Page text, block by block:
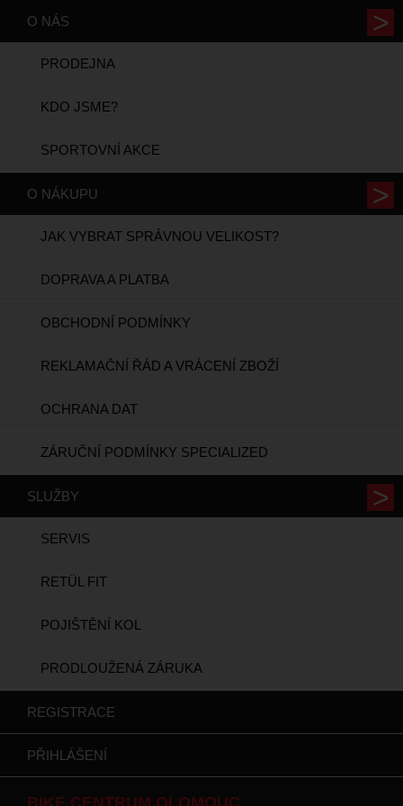
O NÁS
PRODEJNA
KDO JSME?
SPORTOVNÍ AKCE
O NÁKUPU
JAK VYBRAT SPRÁVNOU VELIKOST?
DOPRAVA A PLATBA
OBCHODNÍ PODMÍNKY
REKLAMAČNÍ ŘÁD A VRÁCENÍ ZBOŽÍ
OCHRANA DAT
ZÁRUČNÍ PODMÍNKY SPECIALIZED
SLUŽBY
SERVIS
RETÜL FIT
POJIŠTĚNÍ KOL
PRODLOUŽENÁ ZÁRUKA
REGISTRACE
PŘIHLÁŠENÍ
BIKE CENTRUM OLOMOUC